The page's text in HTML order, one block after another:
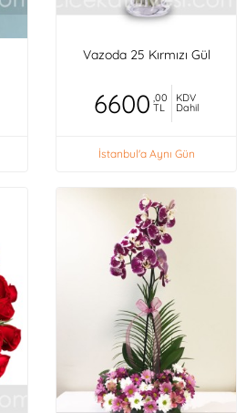
Vazoda 25 Kırmızı Gül
6600 ,00
TL
KDV
Dahil
İstanbul'a Aynı Gün